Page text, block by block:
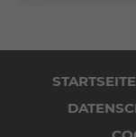
überspringen
STARTSEITE